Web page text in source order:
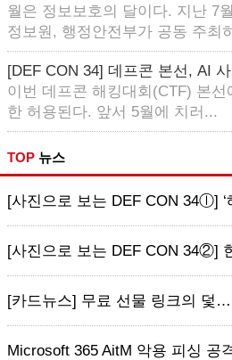
월은 정보보호의 달이다. 지난 7
정보원, 행정안전부가 공동 주최
[DEF CON 34] 데프콘 본선, AI
이번 데프콘 해킹대회(CTF) 본선
한 허용된다. 앞서 5월에 치러...
TOP 뉴스
[사진으로 보는 DEF CON 34ⓛ] ‘
[사진으로 보는 DEF CON 34②]
[카드뉴스] 무료 선물 링크의 덫
Microsoft 365 AitM 악용 피싱 공